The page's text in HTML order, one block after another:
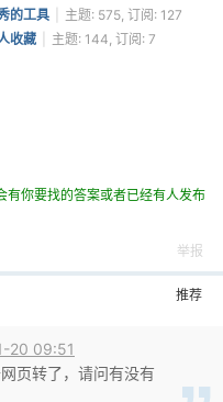
的工具
主题: 575, 订阅: 127
收藏 主题: 144, 订阅: 7
有你要找的答案或者已经有人发布
举报
推荐
20 09:51
页转了，请问有没有